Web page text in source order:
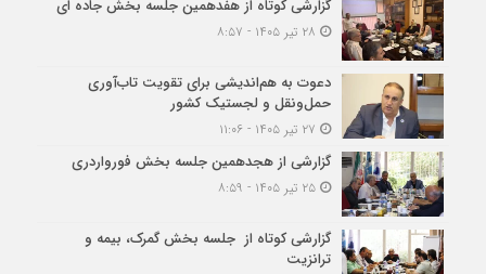
گزارشی کوتاه از هفدهمین جلسه بخش جاده ای
دعوت به هم‌اندیشی برای تقویت تاب‌آوری
حمل‌ونقل و لجستیک کشور
گزارشی از هجدهمین جلسه بخش فورواردری
۲۵ تیر ۱۴۰۵ - ۸:۵۹
گزارشی کوتاه از جلسه بخش گمرک، بیمه و
ترانزیت